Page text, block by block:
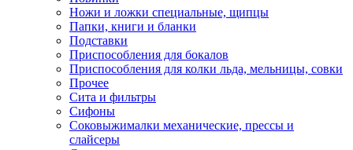
Ножи и ложки специальные, щипцы
Папки, книги и бланки
Подставки
Приспособления для бокалов
Приспособления для колки льда, мельницы, совки
Прочее
Сита и фильтры
Сифоны
Соковыжималки механические, прессы и
слайсеры